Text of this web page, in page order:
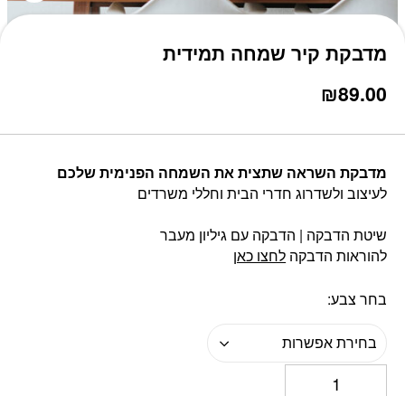
מדבקת קיר שמחה תמידית
₪89.00
מדבקת השראה שתצית את השמחה הפנימית שלכם
לעיצוב ולשדרוג חדרי הבית וחללי משרדים
שיטת הדבקה | הדבקה עם גיליון מעבר
להוראות הדבקה לחצו כאן
בחר צבע
בחירת אפשרות
כמות מדבקת קיר שמחה תמידית